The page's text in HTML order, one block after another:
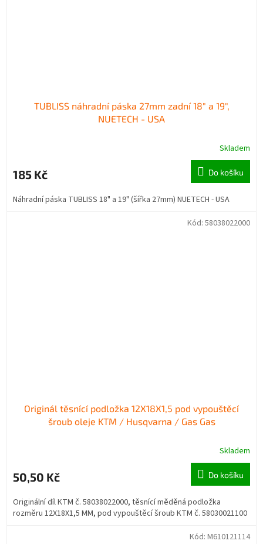
TUBLISS náhradní páska 27mm zadní 18" a 19",
NUETECH - USA
Skladem
185 Kč Do košíku
Náhradní páska TUBLISS 18" a 19" (šířka 27mm) NUETECH - USA
Originál těsnící podložka 12X18X1,5 pod vypouštěcí
šroub oleje KTM / Husqvarna / Gas Gas
Skladem
50,50 Kč Do košíku
Originální díl KTM č. 58038022000, těsnící měděná podložka
rozměru 12X18X1,5 MM, pod vypouštěcí šroub KTM č. 58030021100
Kód: 58038022000
Kód: M610121114